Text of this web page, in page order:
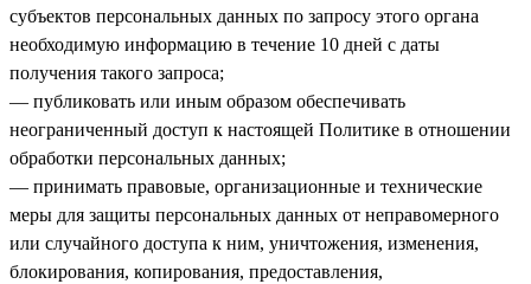
субъектов персональных данных по запросу этого органа
необходимую информацию в течение 10 дней с даты
получения такого запроса;
— публиковать или иным образом обеспечивать
неограниченный доступ к настоящей Политике в отношении
обработки персональных данных;
— принимать правовые, организационные и технические
меры для защиты персональных данных от неправомерного
или случайного доступа к ним, уничтожения, изменения,
блокирования, копирования, предоставления,